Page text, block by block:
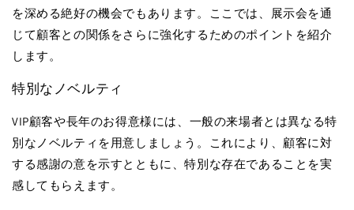
を深める絶好の機会でもあります。ここでは、展示会を通
じて顧客との関係をさらに強化するためのポイントを紹介
します。
特別なノベルティ
VIP顧客や長年のお得意様には、一般の来場者とは異なる特
別なノベルティを用意しましょう。これにより、顧客に対
する感謝の意を示すとともに、特別な存在であることを実
感してもらえます。